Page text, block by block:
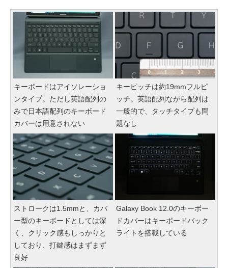
キーボードはアイソレーショ
ンタイプ。ただし英語配列の
みで日本語配列のキーボード
カバーは用意されない
キーピッチは約19mmフルピ
ッチ。英語配列ながら配列は
一般的で、タッチタイプも問
題なし
ストロークは1.5mmと、カバ
ー型のキーボードとしては深
く、クリック感もしっかりと
しており、打鍵感はまずまず
良好
Galaxy Book 12.0のキーボー
ドカバーはキーボードバック
ライトを搭載している